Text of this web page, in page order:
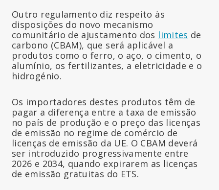
Outro regulamento diz respeito às
disposições do novo mecanismo
comunitário de ajustamento dos limites de
carbono (CBAM), que será aplicável a
produtos como o ferro, o aço, o cimento, o
alumínio, os fertilizantes, a eletricidade e o
hidrogénio.
Os importadores destes produtos têm de
pagar a diferença entre a taxa de emissão
no país de produção e o preço das licenças
de emissão no regime de comércio de
licenças de emissão da UE. O CBAM deverá
ser introduzido progressivamente entre
2026 e 2034, quando expirarem as licenças
de emissão gratuitas do ETS.